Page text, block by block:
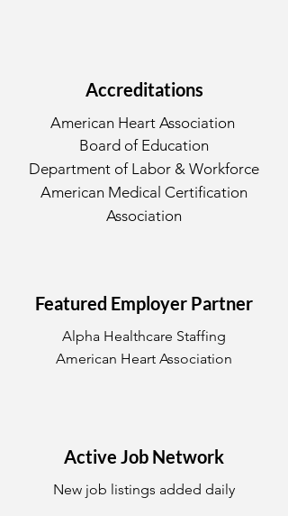
Accreditations
American Heart Association
Board of Education
Department of Labor & Workforce
American Medical Certification
Association
Featured Employer Partner
Alpha Healthcare Staffing
American Heart Association
Active Job Network
New job listings added daily